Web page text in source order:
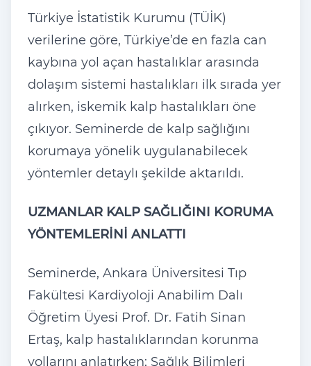
Türkiye İstatistik Kurumu (TÜİK)
verilerine göre, Türkiye’de en fazla can
kaybına yol açan hastalıklar arasında
dolaşım sistemi hastalıkları ilk sırada yer
alırken, iskemik kalp hastalıkları öne
çıkıyor. Seminerde de kalp sağlığını
korumaya yönelik uygulanabilecek
yöntemler detaylı şekilde aktarıldı.
UZMANLAR KALP SAĞLIĞINI KORUMA
YÖNTEMLERİNİ ANLATTI
Seminerde, Ankara Üniversitesi Tıp
Fakültesi Kardiyoloji Anabilim Dalı
Öğretim Üyesi Prof. Dr. Fatih Sinan
Ertaş, kalp hastalıklarından korunma
yollarını anlatırken; Sağlık Bilimleri